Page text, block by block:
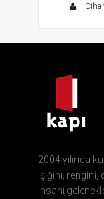
2004 yılında
ışığını,
insanı